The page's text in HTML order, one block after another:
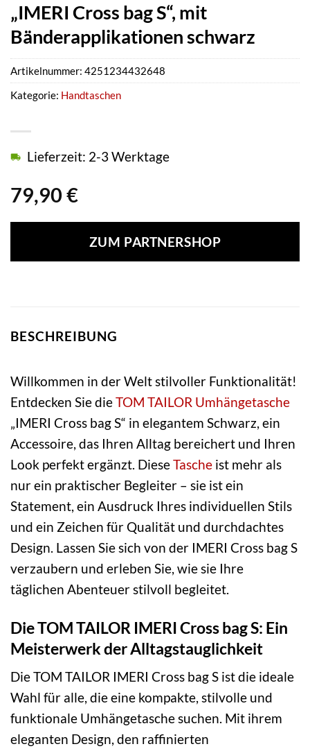
„IMERI Cross bag S“, mit
Bänderapplikationen schwarz
79,90 €
Lieferzeit: 2-3 Werktage
ZUM PARTNERSHOP
Artikelnummer: 4251234432648
Kategorie: Handtaschen
BESCHREIBUNG
Willkommen in der Welt stilvoller Funktionalität!
Entdecken Sie dieTOM TAILOR Umhängetasche
„IMERI Cross bag S“ in elegantem Schwarz, ein
Accessoire, das Ihren Alltag bereichert und Ihren
Look perfekt ergänzt. DieseTasche ist mehr als
nur ein praktischer Begleiter – sie ist ein
Statement, ein Ausdruck Ihres individuellen Stils
und ein Zeichen für Qualität und durchdachtes
Design. Lassen Sie sich von der IMERI Cross bag S
verzaubern und erleben Sie, wie sie Ihre
täglichen Abenteuer stilvoll begleitet.
Die TOM TAILOR IMERI Cross bag S: Ein
Meisterwerk der Alltagstauglichkeit
Die TOM TAILOR IMERI Cross bag S ist die ideale
Wahl für alle, die eine kompakte, stilvolle und
funktionale Umhängetasche suchen. Mit ihrem
eleganten Design, den raffinierten